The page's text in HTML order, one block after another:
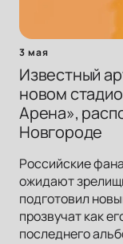
3 мая
Известный
новом
Арена»,
Новгороде
Российские
ожидают
подготовил
прозвучат как
последнего